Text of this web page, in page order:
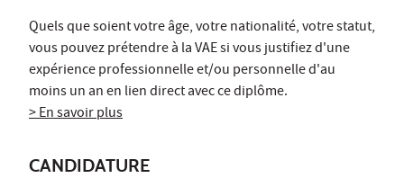
Quels que soient votre âge, votre nationalité, votre statut,
vous pouvez prétendre à la VAE si vous justifiez d'une
expérience professionnelle et/ou personnelle d'au
moins un an en lien direct avec ce diplôme.
> En savoir plus
CANDIDATURE